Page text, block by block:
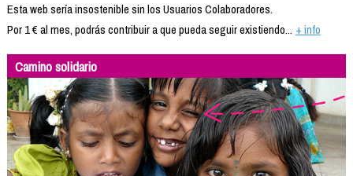
Esta web sería insostenible sin los Usuarios Colaboradores.
Por 1 € al mes, podrás contribuir a que pueda seguir existiendo... + info
Camino solidario